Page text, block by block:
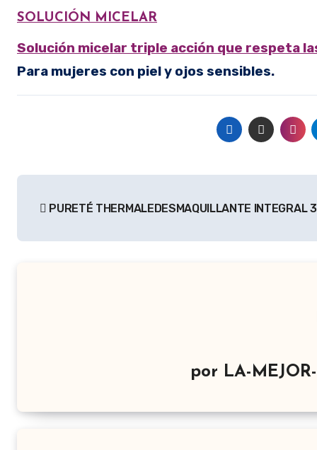
SOLUCIÓN MICELAR
Solución micelar triple acción que respeta
Para mujeres con piel y ojos sensibles.
de
entradas
PURETÉ THERMALEDESMAQUILLANTE INTEGRAL
por LA-